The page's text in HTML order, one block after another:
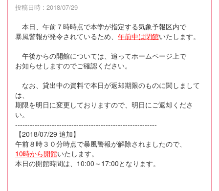
投稿日時 : 2018/07/29
本日、午前７時時点で本学が指定する気象予報区内で
暴風警報が発令されているため、 午前中は閉館いたします。
午後からの開館については、追ってホームページ上で
お知らせしますのでご確認ください。
なお、貸出中の資料で本日が返却期限のものに関しまして
は、
期限を明日に変更しておりますので、明日にご返却くださ
い。
----------------------------------------------------------
【2018/07/29 追加】
午前８時３０分時点で暴風警報が解除されましたので、
10時から開館いたします。
本日の開館時間は、10:00～17:00となります。